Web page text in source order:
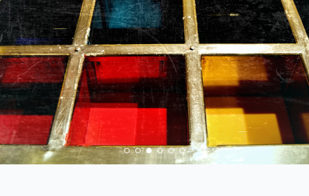
Promozione Pasqua 2026
Blog
LINGUA
italiano
inglese